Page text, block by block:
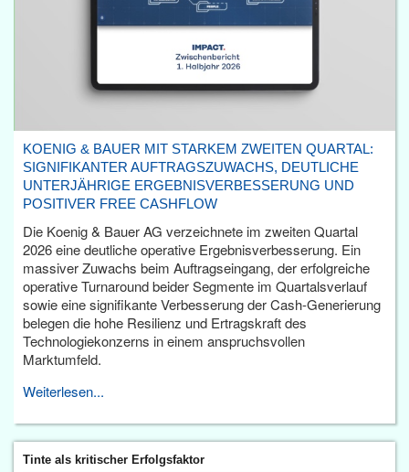
KOENIG & BAUER MIT STARKEM ZWEITEN QUARTAL:
SIGNIFIKANTER AUFTRAGSZUWACHS, DEUTLICHE
UNTERJÄHRIGE ERGEBNISVERBESSERUNG UND
POSITIVER FREE CASHFLOW
Die Koenig & Bauer AG verzeichnete im zweiten Quartal
2026 eine deutliche operative Ergebnisverbesserung. Ein
massiver Zuwachs beim Auftragseingang, der erfolgreiche
operative Turnaround beider Segmente im Quartalsverlauf
sowie eine signifikante Verbesserung der Cash-Generierung
belegen die hohe Resilienz und Ertragskraft des
Technologiekonzerns in einem anspruchsvollen
Marktumfeld.
Weiterlesen...
Tinte als kritischer Erfolgsfaktor